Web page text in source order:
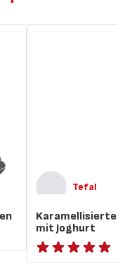
Tefal
Karamellisierte
mit Joghurt
ratings.NaN